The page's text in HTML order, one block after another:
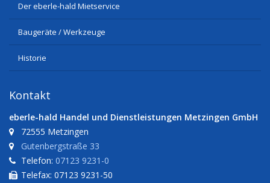
Der eberle-hald Mietservice
Baugeräte / Werkzeuge
Historie
Kontakt
eberle-hald Handel und Dienstleistungen Metzingen GmbH
72555 Metzingen
Gutenbergstraße 33
Telefon: 07123 9231-0
Telefax: 07123 9231-50